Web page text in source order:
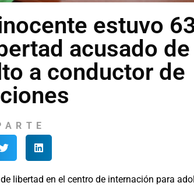
estuvo
acusado de
a conductor de
libertad en el centro de internación para